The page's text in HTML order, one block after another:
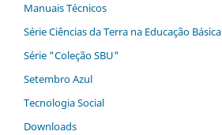
Manuais Técnicos
Série Ciências da Terra na Educação Básica
Série "Coleção SBU"
Setembro Azul
Tecnologia Social
Downloads